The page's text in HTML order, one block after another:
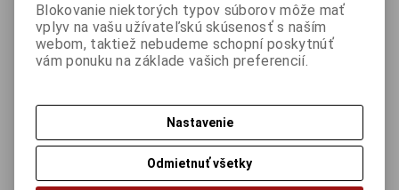
1:43 MERCEDES-BENZ
(W124) E60 AMG SIGNAL
RED 1994 - SOLIDO -
S4313204
Katalógové číslo:SO-
Pridať do
1:43 CITROËN CX GTI
TURBO II NOIR ONYX 1989 -
SOLIDO - S4311706
Výrobca: SOLIDO
31,95 EUR
Pridať do
Blokovanie niektorých typov súborov môže mať
vplyv na vašu užívateľskú skúsenosť s naším
webom, taktiež nebudeme schopní poskytnúť
vám ponuku na základe vašich preferencií.
Nastavenie
Odmietnuť všetky